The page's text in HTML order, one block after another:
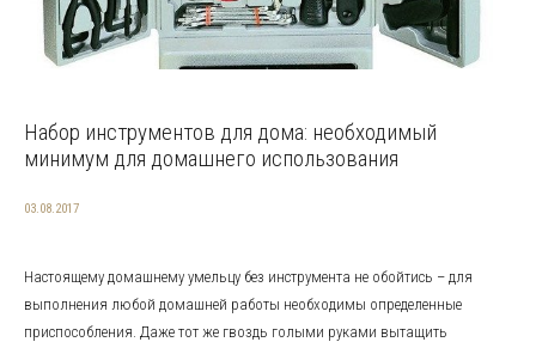
Набор инструментов для дома: необходимый
минимум для домашнего использования
03.08.2017
Настоящему домашнему умельцу без инструмента не обойтись – для
выполнения любой домашней работы необходимы определенные
приспособления. Даже тот же гвоздь голыми руками вытащить